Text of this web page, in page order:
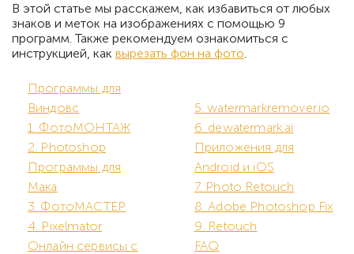
В этой статье мы расскажем, как избавиться от любых
знаков и меток на изображениях с помощью 9
программ. Также рекомендуем ознакомиться с
инструкцией, как вырезать фон на фото.
Программы для
Виндовс
1. ФотоМОНТАЖ
2. Photoshop
Программы для
Мака
3. ФотоМАСТЕР
4. Pixelmator
Онлайн сервисы с
5. watermarkremover.io
6. dewatermark.ai
Приложения для
Android и iOS
7. Photo Retouch
8. Adobe Photoshop Fix
9. Retouch
FAQ